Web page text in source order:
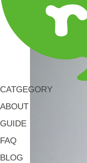
CATGEGORY
ABOUT
GUIDE
FAQ
BLOG